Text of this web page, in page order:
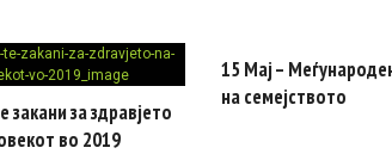
закани за здравјето
во 2019
15 Mај –
на семејството